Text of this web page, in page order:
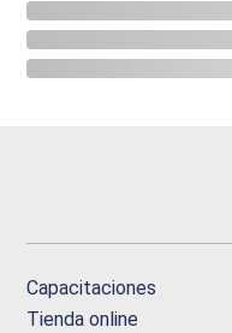
Capacitaciones
Tienda online